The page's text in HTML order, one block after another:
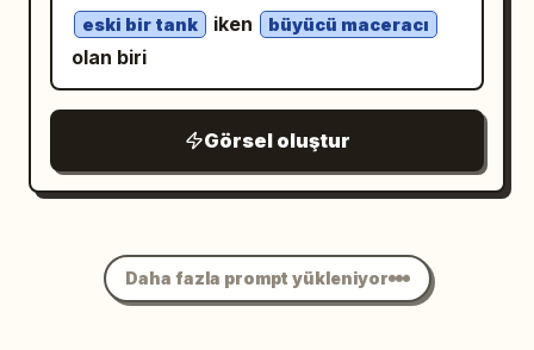
anime illüstrasyonu, narin çizgi
çalışması, yumuşak sulu boya benzeri
cilt gölgelendirmesi, parlak gözler,
yüksek anahtar aydınlatma, yarı saydam
holografik kaplamalar, glassmorphism
panelleri, pastel siber-idol estetiği, temiz
parlayan el yazısı başlığı birleştiren zarif
tipografi. Her yere yüzen kristal
Görsel stil: Karmaşık ve cilalı anime ana
görseli, fantezi JRPG karakter tasarımı,
parlak suluboya-guaj dokuları, mücevher
benzeri vurgular, detaylı kumaşlar ve
metal işçiliği, yumuşak sinematik gün
Kenarlık yok, filigran yok, ekstra logo
yok, ek karakter yok, tüm metinleri
çerçevelediği yoğun, simetrik bir
topluluk portresidir. Ortam: Sığ ve
çimenler, yosunlu kayalar, tropikal
yapraklar, pembe nilüfer benzeri
çiçekler, mor çiçekler ve suyun
planda, sol üstte rüzgarlı bir ağaç,
arkasında kaktüs benzeri bitkiler ve
eski bir tank iken büyücü maceracı
olan biri
Görsel oluştur
Daha fazla prompt yükleniyor